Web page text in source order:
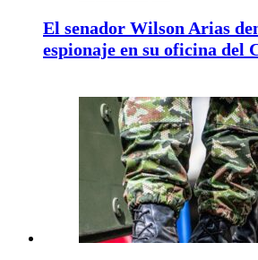
El senador Wilson Arias
espionaje en su oficina del